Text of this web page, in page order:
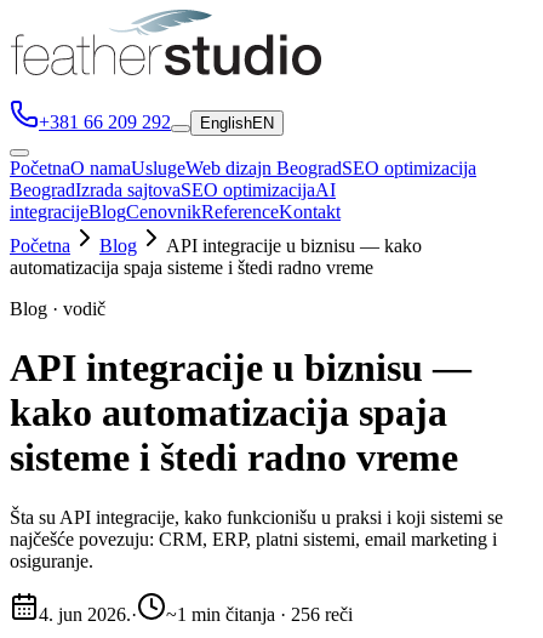
+381 66 209 292 EnglishEN
PočetnaO namaUslugeWeb dizajn BeogradSEO optimizacija
BeogradIzrada sajtovaSEO optimizacijaAI
integracijeBlogCenovnikReferenceKontakt
Početna
Blog
API integracije u biznisu — kako
automatizacija spaja sisteme i štedi radno vreme
Blog · vodič
API integracije u biznisu —
kako automatizacija spaja
sisteme i štedi radno vreme
Šta su API integracije, kako funkcionišu u praksi i koji sistemi se
najčešće povezuju: CRM, ERP, platni sistemi, email marketing i
osiguranje.
4. jun 2026.·
~1 min čitanja · 256 reči